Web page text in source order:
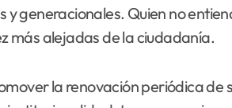
y generacionales. Quien no
más alejadas de la ciudadanía.
la renovación periódica de